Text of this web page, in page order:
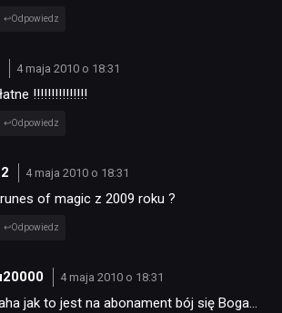
Odpowiedz
4 maja 2010 o 18:31
!!!!!!!!!!!!!!!
Odpowiedz
4 maja 2010 o 18:31
of magic z 2009 roku ?
Odpowiedz
4 maja 2010 o 18:31
jak to jest na abonament bój się Boga…